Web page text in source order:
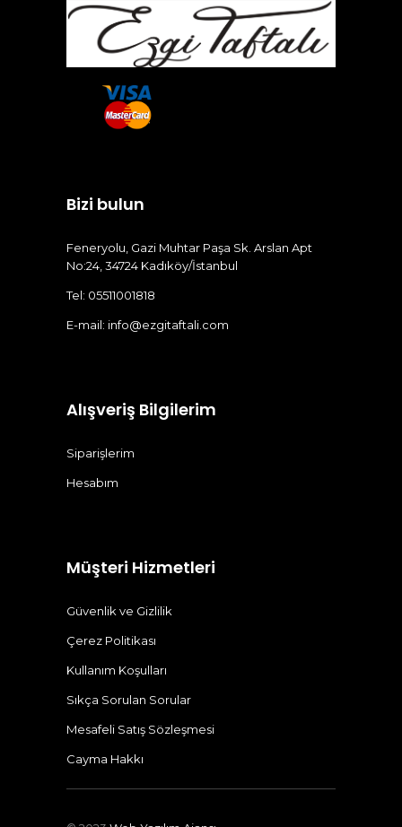
Bizi bulun
Feneryolu, Gazi Muhtar Paşa Sk. Arslan Apt
No:24, 34724 Kadıköy/İstanbul
Tel: 05511001818
E-mail: info@ezgitaftali.com
Alışveriş Bilgilerim
Siparişlerim
Hesabım
Müşteri Hizmetleri
Güvenlik ve Gizlilik
Çerez Politikası
Kullanım Koşulları
Sıkça Sorulan Sorular
Mesafeli Satış Sözleşmesi
Cayma Hakkı